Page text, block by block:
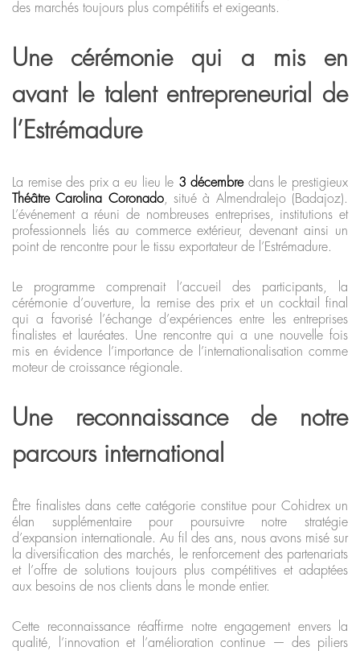
des marchés toujours plus compétitifs et exigeants.
Une cérémonie qui a mis en
avant le talent entrepreneurial de
l’Estrémadure
La remise des prix a eu lieu le 3 décembredans le prestigieux
Théâtre Carolina Coronado, situé à Almendralejo (Badajoz).
L’événement a réuni de nombreuses entreprises, institutions et
professionnels liés au commerce extérieur, devenant ainsi un
point de rencontre pour le tissu exportateur de l’Estrémadure.
Le programme comprenait l’accueil des participants, la
cérémonie d’ouverture, la remise des prix et un cocktail final
qui a favorisé l’échange d’expériences entre les entreprises
finalistes et lauréates. Une rencontre qui a une nouvelle fois
mis en évidence l’importance de l’internationalisation comme
moteur de croissance régionale.
Une reconnaissance de notre
parcours international
Être finalistes dans cette catégorie constitue pour Cohidrex un
élan supplémentaire pour poursuivre notre stratégie
d’expansion internationale. Au fil des ans, nous avons misé sur
la diversification des marchés, le renforcement des partenariats
et l’offre de solutions toujours plus compétitives et adaptées
aux besoins de nos clients dans le monde entier.
Cette reconnaissance réaffirme notre engagement envers la
qualité, l’innovation et l’amélioration continue — des piliers